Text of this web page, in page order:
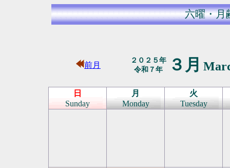
六曜・月
前月
２０２５年
令和７年
３月
日
Sunday
月
Monday
火
Tuesday